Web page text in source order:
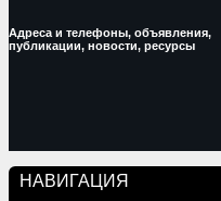
Адреса и телефоны, объявления,
публикации, новости, ресурсы
НАВИГАЦИЯ